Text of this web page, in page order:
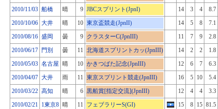
2010/11/03 船橋 晴 9 JBCスプリント(JpnI) 14 3 4
8.7
2010/10/06 大井 晴 10 東京盃競走(JpnII) 14 5 8
7.1
2010/08/16 盛岡 曇 9 クラスターC(JpnIII) 11 7 9
2.8
2010/06/17 門別 曇 11 北海道スプリントカッ(JpnIII) 14 2 2
1.8
2010/05/03 名古屋 晴 10 かきつばた記念(JpnIII) 12 6 7
6.3
2010/04/07 大井 雨 11 東京スプリント競走(JpnIII) 16 5 10
5.4
2010/03/22 高知 晴 6 黒船賞[指定交流](JpnIII) 12 4 4
3.3
2010/02/21 1東京8 晴 11 フェブラリーS(GI) 15 8 15 81.5